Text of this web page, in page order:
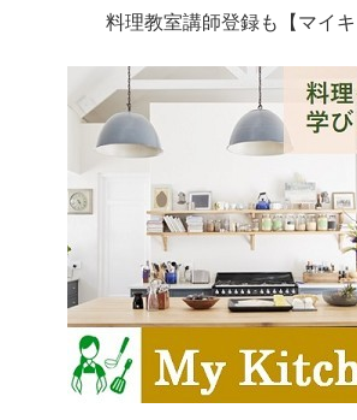
料理教室講師登録も【マイキ